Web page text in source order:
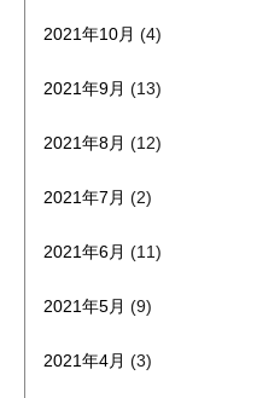
2021年10月 (4)
2021年9月 (13)
2021年8月 (12)
2021年7月 (2)
2021年6月 (11)
2021年5月 (9)
2021年4月 (3)